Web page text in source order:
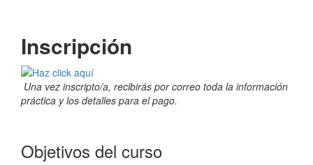
Inscripción
Una vez inscripto/a, recibirás por correo toda la información
práctica y los detalles para el pago.
Objetivos del curso